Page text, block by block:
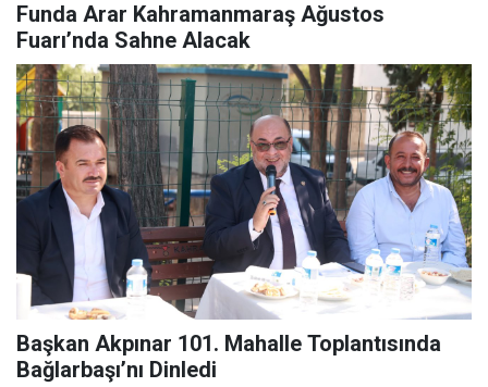
Funda Arar Kahramanmaraş Ağustos
Fuarı’nda Sahne Alacak
Başkan Akpınar 101. Mahalle Toplantısında
Bağlarbaşı’nı Dinledi